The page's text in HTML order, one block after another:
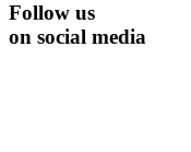
Follow us
on social media